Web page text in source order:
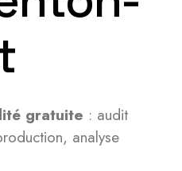
gratuite : audit
analyse